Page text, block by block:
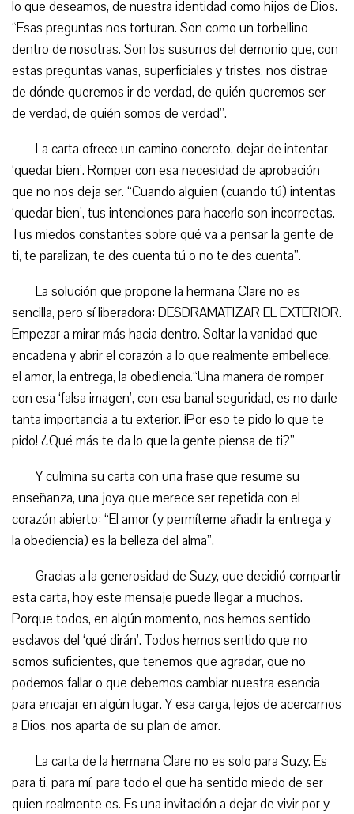
lo que deseamos, de nuestra identidad como hijos de Dios.
“Esas preguntas nos torturan. Son como un torbellino
dentro de nosotras. Son los susurros del demonio que, con
estas preguntas vanas, superficiales y tristes, nos distrae
de dónde queremos ir de verdad, de quién queremos ser
de verdad, de quién somos de verdad”.
La carta ofrece un camino concreto, dejar de intentar
‘quedar bien’. Romper con esa necesidad de aprobación
que no nos deja ser. “Cuando alguien (cuando tú) intentas
‘quedar bien’, tus intenciones para hacerlo son incorrectas.
Tus miedos constantes sobre qué va a pensar la gente de
ti, te paralizan, te des cuenta tú o no te des cuenta”.
La solución que propone la hermana Clare no es
sencilla, pero sí liberadora: DESDRAMATIZAR EL EXTERIOR.
Empezar a mirar más hacia dentro. Soltar la vanidad que
encadena y abrir el corazón a lo que realmente embellece,
el amor, la entrega, la obediencia.“Una manera de romper
con esa ‘falsa imagen’, con esa banal seguridad, es no darle
tanta importancia a tu exterior. ¡Por eso te pido lo que te
pido! ¿Qué más te da lo que la gente piensa de ti?”
Y culmina su carta con una frase que resume su
enseñanza, una joya que merece ser repetida con el
corazón abierto: “El amor (y permíteme añadir la entrega y
la obediencia) es la belleza del alma”.
Gracias a la generosidad de Suzy, que decidió compartir
esta carta, hoy este mensaje puede llegar a muchos.
Porque todos, en algún momento, nos hemos sentido
esclavos del ‘qué dirán’. Todos hemos sentido que no
somos suficientes, que tenemos que agradar, que no
podemos fallar o que debemos cambiar nuestra esencia
para encajar en algún lugar. Y esa carga, lejos de acercarnos
a Dios, nos aparta de su plan de amor.
La carta de la hermana Clare no es solo para Suzy. Es
para ti, para mí, para todo el que ha sentido miedo de ser
quien realmente es. Es una invitación a dejar de vivir por y